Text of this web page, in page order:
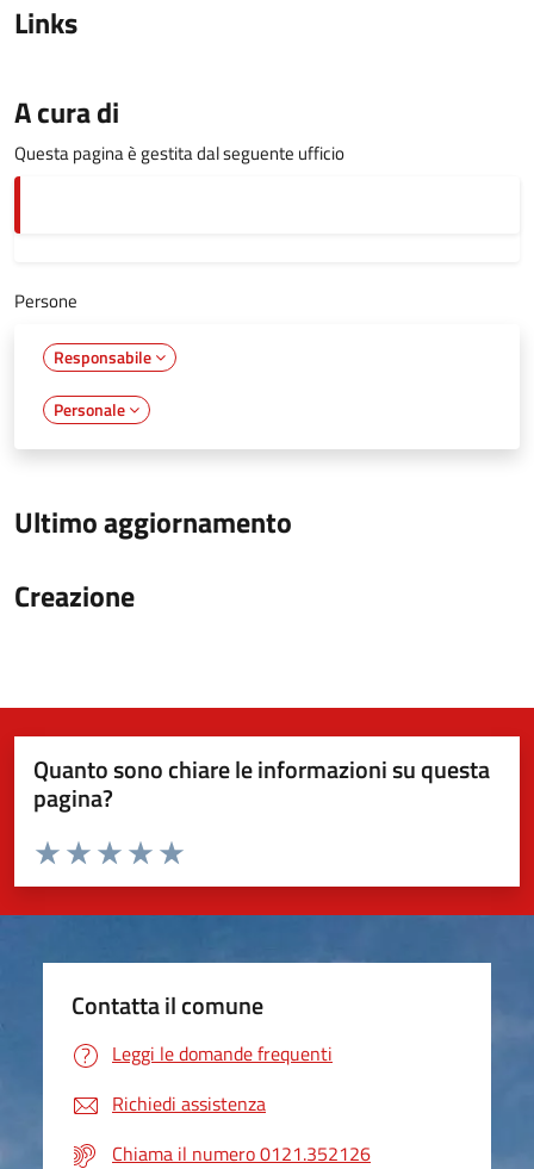
Links
A cura di
Questa pagina è gestita dal seguente ufficio
Persone
Responsabile
Personale
Ultimo aggiornamento
Creazione
Quanto sono chiare le informazioni su questa
pagina?
Valuta da 1 a 5 stelle la pagina
Valuta 5 stelle su 5
Valuta 4 stelle su 5
Valuta 3 stelle su 5
Valuta 2 stelle su 5
Valuta 1 stelle su 5
Contatta il comune
Leggi le domande frequenti
Richiedi assistenza
Chiama il numero 0121.352126